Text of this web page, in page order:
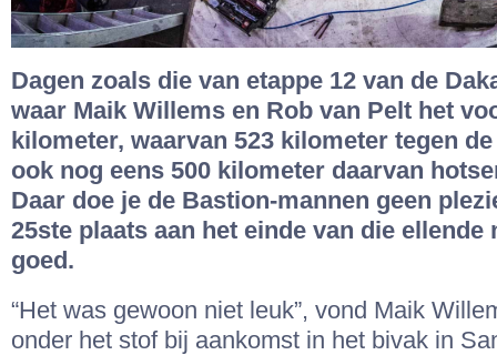
Dagen zoals die van etappe 12 van de
waar Maik Willems en Rob van Pelt het
kilometer, waarvan 523 kilometer tegen
ook nog eens 500 kilometer daarvan
Daar doe je de Bastion-mannen geen
25ste plaats aan het einde van die ellende
goed.
“Het was gewoon niet leuk”, vond Maik
onder het stof bij aankomst in het bivak in